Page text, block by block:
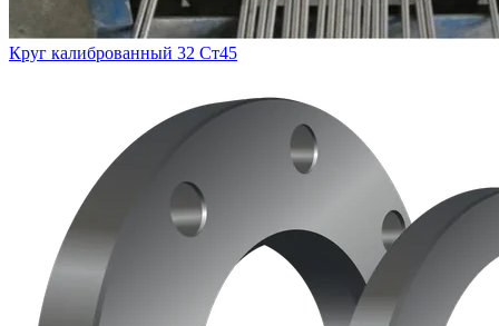
Круг калиброванный 32 Ст45